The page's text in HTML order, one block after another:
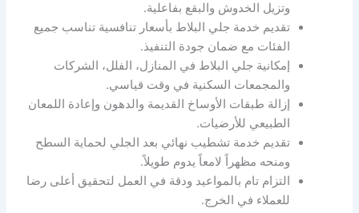
وتزيل الخدوش والبقع بفاعلية.
تقديم خدمة جلي البلاط بأسعار تنافسية تناسب جميع
الفئات مع ضمان جودة التنفيذ.
إمكانية جلي البلاط في المنازل، الفلل، الشركات
والمجمعات السكنية في وقت قياسي.
إزالة طبقات الأوساخ القديمة والدهون وإعادة اللمعان
الطبيعي للأرضيات.
تقديم خدمة تشطيب نهائي بعد الجلي لحماية السطح
ومنحه مظهراً لامعاً يدوم طويلاً.
التزام تام بالمواعيد ودقة في العمل لتحقيق أعلى رضا
للعملاء في الخرج.